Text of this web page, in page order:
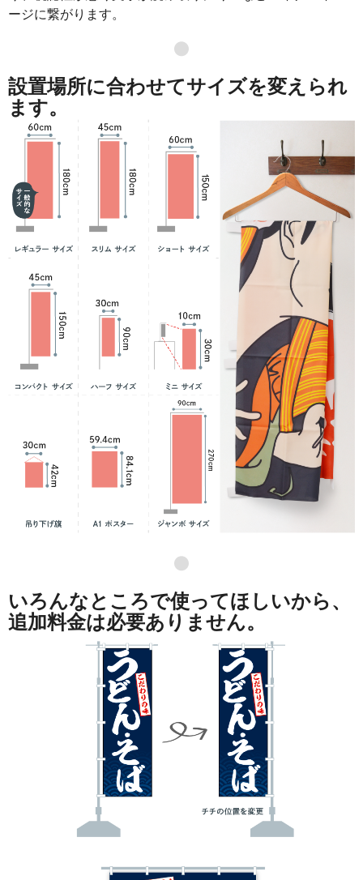
47 872
50 868 43400
ージに繋がります。
●
設置場所に合わせてサイズを変えられ
ます。
●
いろんなところで使ってほしいから、
追加料金は必要ありません。